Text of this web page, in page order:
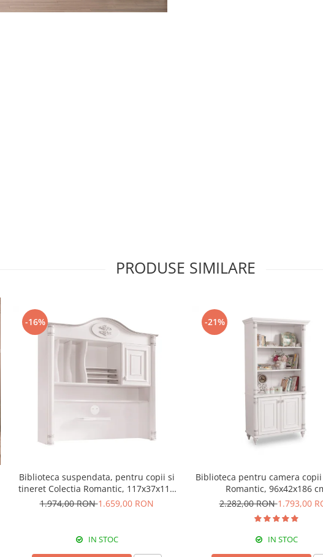
PRODUSE SIMILARE
-16%
Biblioteca suspendata, pentru copii si
tineret Colectia Romantic, 117x37x119
cm
1.974,00 RON1.659,00 RON
IN STOC
-21%
Biblioteca pentru camera
Romantic, 96x42x186
2.282,00 RON1.793,00
IN STOC